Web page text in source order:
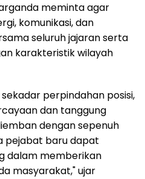
meminta agar
komunikasi, dan
seluruh jajaran serta
karakteristik wilayah
perpindahan posisi,
dan tanggung
dengan sepenuh
pejabat baru dapat
dalam memberikan
masyarakat," ujar